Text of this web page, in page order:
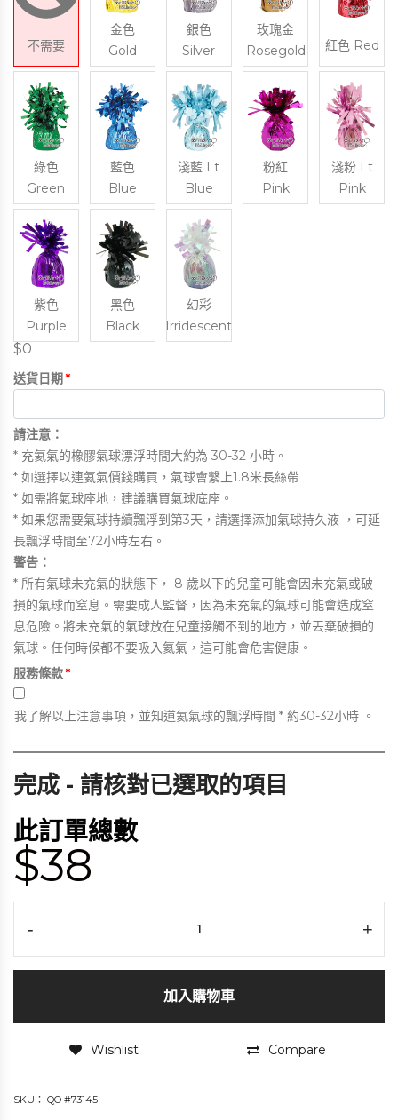
不需要
金色
Gold
銀色
Silver
玫瑰金
Rosegold
紅色 Red
綠色
Green
藍色
Blue
淺藍 Lt
Blue
粉紅
Pink
淺粉 Lt
Pink
紫色
Purple
黑色
Black
幻彩
Irridescent
$0
送貨日期*
請注意：
* 充氦氣的橡膠氣球漂浮時間大約為 30-32 小時。
* 如選擇以連氦氣價錢購買，氣球會繫上1.8米長絲帶
* 如需將氣球座地，建議購買氣球底座。
* 如果您需要氣球持續飄浮到第3天，請選擇添加氣球持久液 ，可延
長飄浮時間至72小時左右。
警告：
* 所有氣球未充氣的狀態下， 8 歲以下的兒童可能會因未充氣或破
損的氣球而窒息。需要成人監督，因為未充氣的氣球可能會造成窒
息危險。將未充氣的氣球放在兒童接觸不到的地方，並丟棄破損的
氣球。任何時候都不要吸入氦氣，這可能會危害健康。
服務條款*
我了解以上注意事項，並知道氦氣球的飄浮時間 * 約30-32小時 。
完成 - 請核對已選取的項目
此訂單總數
$38
- +
加入購物車
Wishlist Compare
SKU： QO #73145